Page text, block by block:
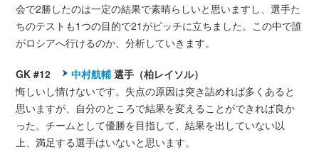
会で2勝したのは一定の結果で素晴らしいと思いますし、選手た
ちのテストも1つの目的で21がピッチに立ちました。この中で誰
がロシアへ行けるのか、分析していきます。
GK #12 中村航輔 選手（柏レイソル）
悔しいし情けないです。失点の原因は突き詰めれば多くあると
思いますが、自分のところで結果を変えることができれば良か
った。チームとして優勝を目指して、結果を出していない以
上、満足する選手はいないと思います。